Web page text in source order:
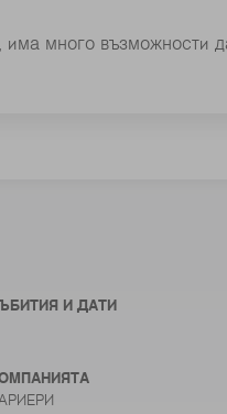
много възможности
И ДАТИ